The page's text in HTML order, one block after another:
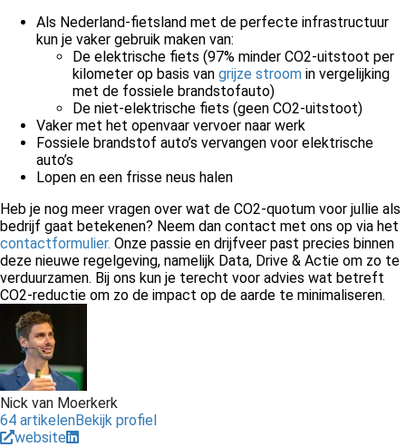
Als Nederland-fietsland met de perfecte infrastructuur
kun je vaker gebruik maken van:
De elektrische fiets (97% minder CO2-uitstoot per
kilometer op basis van grijze stroom in vergelijking
met de fossiele brandstofauto)
De niet-elektrische fiets (geen CO2-uitstoot)
Vaker met het openvaar vervoer naar werk
Fossiele brandstof auto’s vervangen voor elektrische
auto’s
Lopen en een frisse neus halen
Heb je nog meer vragen over wat de CO2-quotum voor jullie als
bedrijf gaat betekenen? Neem dan contact met ons op via het
contactformulier. Onze passie en drijfveer past precies binnen
deze nieuwe regelgeving, namelijk Data, Drive & Actie om zo te
verduurzamen. Bij ons kun je terecht voor advies wat betreft
CO2-reductie om zo de impact op de aarde te minimaliseren.
Nick van Moerkerk
64 artikelenBekijk profiel
website